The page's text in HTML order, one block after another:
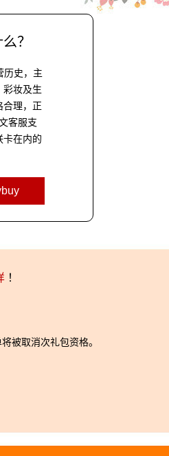
？
历史，主
彩妆及生
合理，正
客服支
卡在内的
！
被取消次礼包资格。